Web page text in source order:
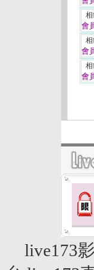
相
會
會
會
live173